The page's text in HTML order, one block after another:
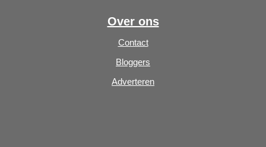
Over ons
Contact
Bloggers
Adverteren